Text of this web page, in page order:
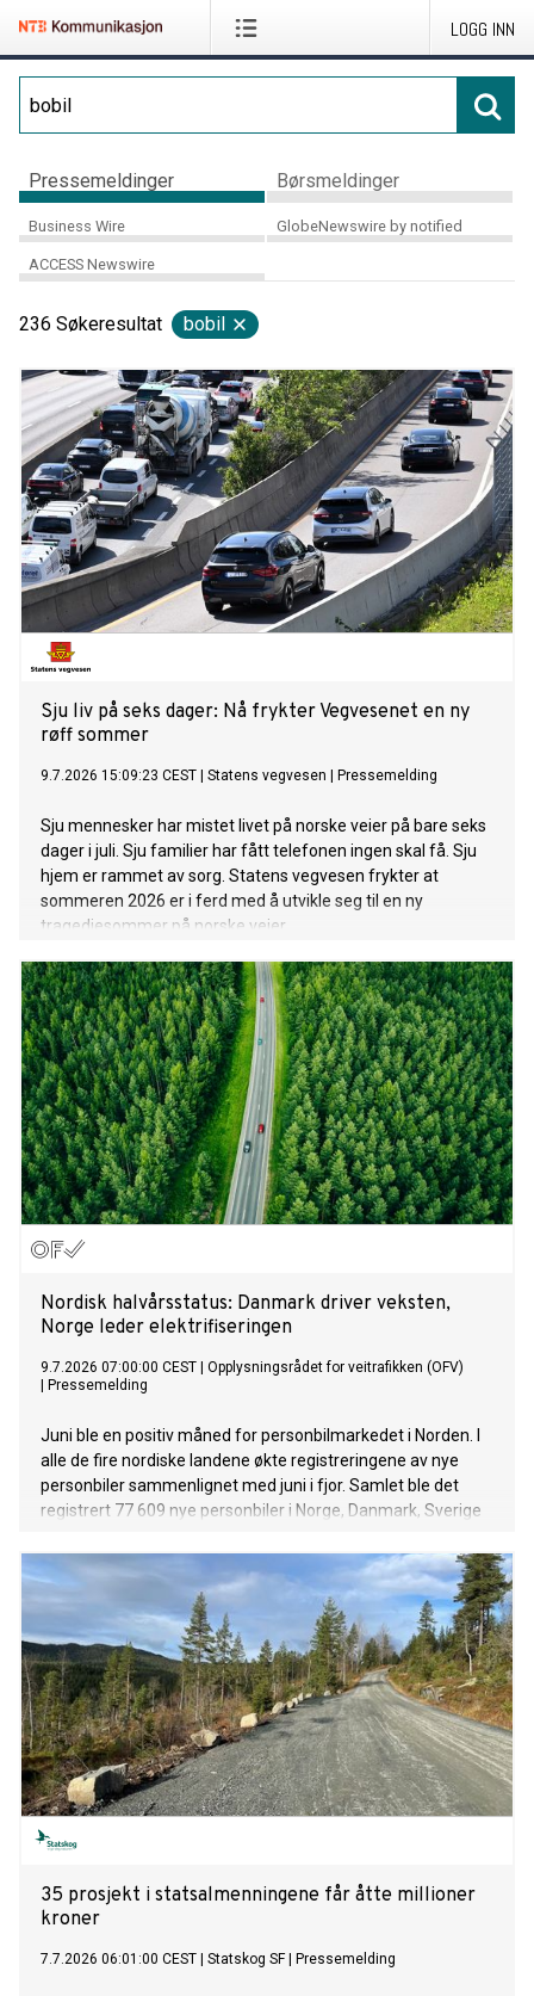
LOGG INN
Pressemeldinger Børsmeldinger
Business Wire GlobeNewswire by notified
ACCESS Newswire
236 Søkeresultat bobil
Sju liv på seks dager: Nå frykter Vegvesenet en ny
røff sommer
9.7.2026 15:09:23 CEST Statens vegvesen Pressemelding
Sju mennesker har mistet livet på norske veier på bare seks
dager i juli. Sju familier har fått telefonen ingen skal få. Sju
hjem er rammet av sorg. Statens vegvesen frykter at
sommeren 2026 er i ferd med å utvikle seg til en ny
tragediesommer på norske veier.
Nordisk halvårsstatus: Danmark driver veksten,
Norge leder elektrifiseringen
9.7.2026 07:00:00 CEST
Opplysningsrådet for veitrafikken (OFV)
Pressemelding
Juni ble en positiv måned for personbilmarkedet i Norden. I
alle de fire nordiske landene økte registreringene av nye
personbiler sammenlignet med juni i fjor. Samlet ble det
registrert 77 609 nye personbiler i Norge, Danmark, Sverige
35 prosjekt i statsalmenningene får åtte millioner
kroner
7.7.2026 06:01:00 CEST Statskog SF| Pressemelding